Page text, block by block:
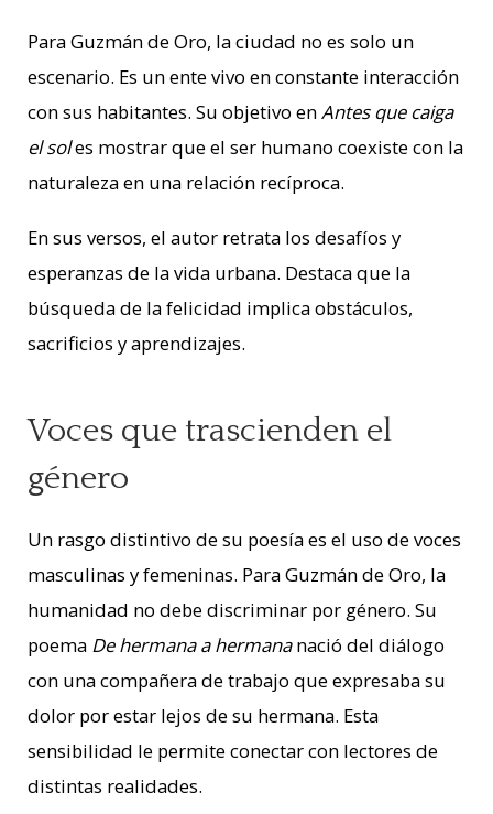
Para Guzmán de Oro, la ciudad no es solo un
escenario. Es un ente vivo en constante interacción
con sus habitantes. Su objetivo enAntes que caiga
el soles mostrar que el ser humano coexiste con la
naturaleza en una relación recíproca.
En sus versos, el autor retrata los desafíos y
esperanzas de la vida urbana. Destaca que la
búsqueda de la felicidad implica obstáculos,
sacrificios y aprendizajes.
Voces que trascienden el
género
Un rasgo distintivo de su poesía es el uso de voces
masculinas y femeninas. Para Guzmán de Oro, la
humanidad no debe discriminar por género. Su
poema De hermana a hermananació del diálogo
con una compañera de trabajo que expresaba su
dolor por estar lejos de su hermana. Esta
sensibilidad le permite conectar con lectores de
distintas realidades.